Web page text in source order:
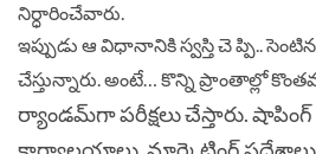
నిర్ధారించేవారు.
ఇప్పుడు ఆ విధానానికి స్వస్తి చె ప్పి..
చేస్తున్నారు. అంటే… కొన్ని ప్రాంతాల్లో
ర్యాండమ్‌గా పరీక్షలు చేస్తారు.